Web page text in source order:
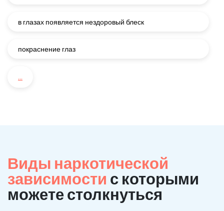
в глазах появляется нездоровый блеск
покраснение глаз
...
Виды наркотической
зависимости с которыми
можете столкнуться